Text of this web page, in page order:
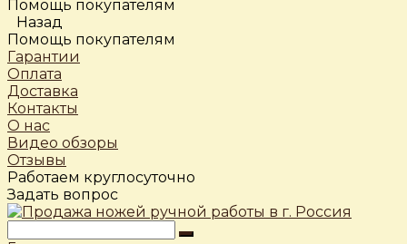
Помощь покупателям
Назад
Помощь покупателям
Гарантии
Оплата
Доставка
Контакты
О нас
Видео обзоры
Отзывы
Работаем круглосуточно
Задать вопрос